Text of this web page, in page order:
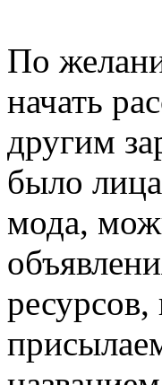
По
начать
другим
было
мода,